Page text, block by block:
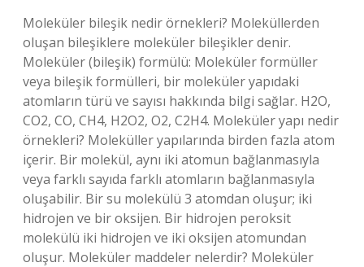
Moleküler bileşik nedir örnekleri? Moleküllerden
oluşan bileşiklere moleküler bileşikler denir.
Moleküler (bileşik) formülü: Moleküler formüller
veya bileşik formülleri, bir moleküler yapıdaki
atomların türü ve sayısı hakkında bilgi sağlar. H2O,
CO2, CO, CH4, H2O2, O2, C2H4. Moleküler yapı nedir
örnekleri? Moleküller yapılarında birden fazla atom
içerir. Bir molekül, aynı iki atomun bağlanmasıyla
veya farklı sayıda farklı atomların bağlanmasıyla
oluşabilir. Bir su molekülü 3 atomdan oluşur; iki
hidrojen ve bir oksijen. Bir hidrojen peroksit
molekülü iki hidrojen ve iki oksijen atomundan
oluşur. Moleküler maddeler nelerdir? Moleküler